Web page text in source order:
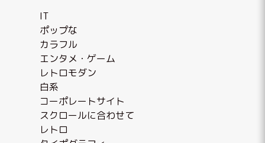
IT
ポップな
カラフル
エンタメ・ゲーム
レトロモダン
白系
コーポレートサイト
スクロールに合わせて
レトロ